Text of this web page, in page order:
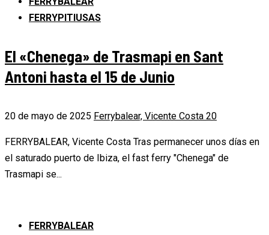
FERRYPITIUSAS
El «Chenega» de Trasmapi en Sant
Antoni hasta el 15 de Junio
20 de mayo de 2025 Ferrybalear, Vicente Costa 20
FERRYBALEAR, Vicente Costa Tras permanecer unos días en
el saturado puerto de Ibiza, el fast ferry "Chenega" de
Trasmapi se...
FERRYBALEAR